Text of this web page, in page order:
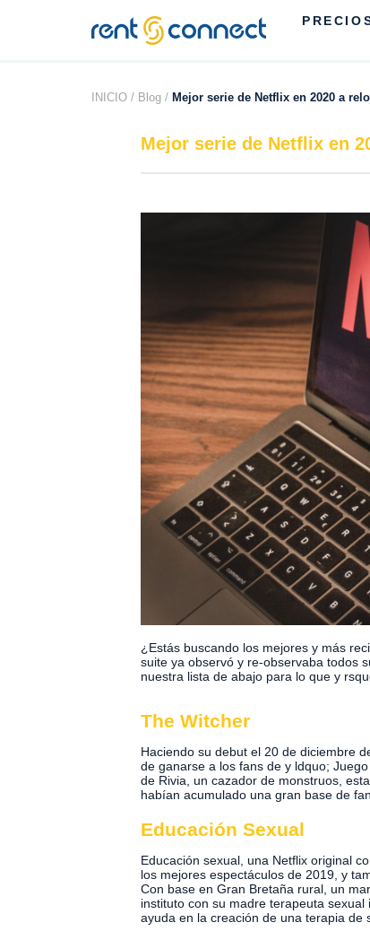
RENT'N
CONNECT
INICIO / Blog / Mejor serie de Netflix en 2020 a
Mejor serie de Netflix en
¿Estás buscando los mejores y más
suite ya observó y re-observaba todos
nuestra lista de abajo para lo que y
The Witcher
Haciendo su debut el 20 de diciembre
de ganarse a los fans de y ldquo;
de Rivia, un cazador de monstruos,
habían acumulado una gran base de
Educación Sexual
Educación sexual, una Netflix original
los mejores espectáculos de 2019, y
Con base en Gran Bretaña rural, un
instituto con su madre terapeuta
ayuda en la creación de una terapia de